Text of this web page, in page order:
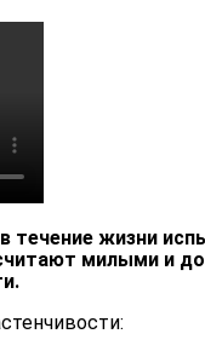
течение жизни
милыми и